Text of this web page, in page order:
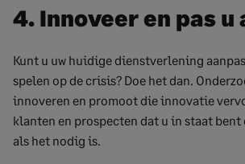
4. Innoveer en pas u
Kunt u uw huidige dienstverlening
spelen op de crisis? Doe het dan.
innoveren en promoot die innovatie
klanten en prospecten dat u in staat
als het nodig is.